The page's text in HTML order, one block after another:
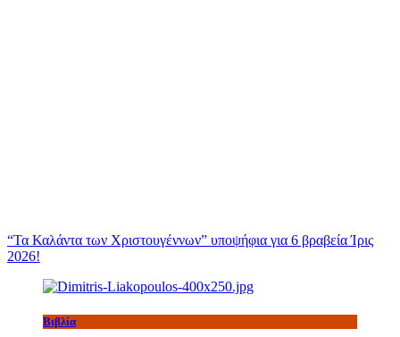
“Τα Καλάντα των Χριστουγέννων” υποψήφια για 6 βραβεία Ίρις
2026!
Βιβλία